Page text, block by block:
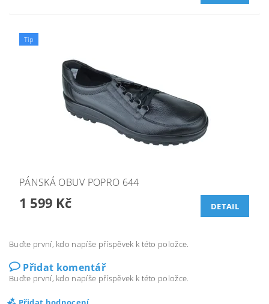
Tip
PÁNSKÁ OBUV POPRO 644
1 599 Kč DETAIL
Buďte první, kdo napíše příspěvek k této položce.
Přidat komentář
Buďte první, kdo napíše příspěvek k této položce.